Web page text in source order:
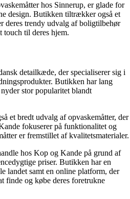
hos Sinnerup, er glade for
design. Butikken tiltrækker også et
deres trendy udvalg af boligtilbehør
touch til deres hjem.
detailkæde, der specialiserer sig i
Butikken har lang
stor popularitet blandt
et bredt udvalg af opvaskemåtter, der
fokuserer på funktionalitet og
er fremstillet af kvalitetsmaterialer.
hos Kop og Kande på grund af
priser. Butikken har en
landet samt en online platform, der
finde og købe deres foretrukne